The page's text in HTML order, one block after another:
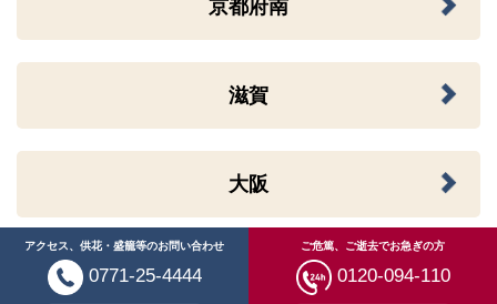
京都府南
滋賀
大阪
ご危篤、ご逝去でお急ぎの方
0120-094-110
アクセス、供花・盛籠等のお問い合わせ
0771-25-4444